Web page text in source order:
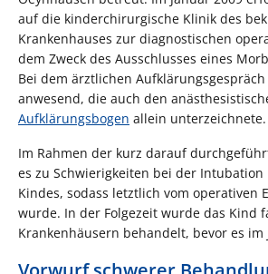
auf die kinderchirurgische Klinik des
Krankenhauses zur diagnostischen
dem Zweck des Ausschlusses eines
Bei dem ärztlichen
anwesend, die auch den
Aufklärungsbogen allein unterzeichnete.
Im Rahmen der kurz darauf
es zu Schwierigkeiten bei der Intubation
Kindes, sodass letztlich vom operativen
wurde. In der Folgezeit wurde das Kind
Krankenhäusern behandelt, bevor es im